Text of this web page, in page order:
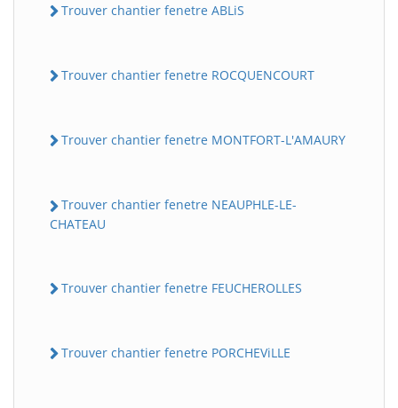
Trouver chantier fenetre ABLiS
Trouver chantier fenetre ROCQUENCOURT
Trouver chantier fenetre MONTFORT-L'AMAURY
Trouver chantier fenetre NEAUPHLE-LE-
CHATEAU
Trouver chantier fenetre FEUCHEROLLES
Trouver chantier fenetre PORCHEViLLE